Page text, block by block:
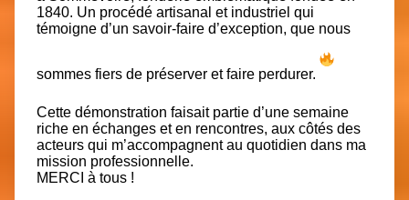
1840. Un procédé artisanal et industriel qui
témoigne d’un savoir-faire d’exception, que nous
sommes fiers de préserver et faire perdurer.
Cette démonstration faisait partie d’une semaine
riche en échanges et en rencontres, aux côtés des
acteurs qui m’accompagnent au quotidien dans ma
mission professionnelle.
MERCI à tous !